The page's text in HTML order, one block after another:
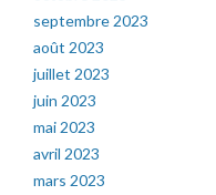
septembre 2023
août 2023
juillet 2023
juin 2023
mai 2023
avril 2023
mars 2023